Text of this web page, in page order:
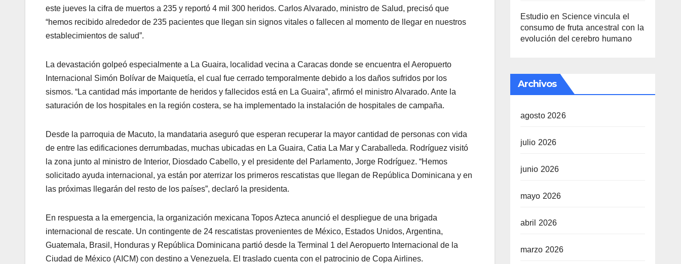
este jueves la cifra de muertos a 235 y reportó 4 mil 300 heridos. Carlos Alvarado, ministro de Salud, precisó que
“hemos recibido alrededor de 235 pacientes que llegan sin signos vitales o fallecen al momento de llegar en nuestros
establecimientos de salud”.
La devastación golpeó especialmente a La Guaira, localidad vecina a Caracas donde se encuentra el Aeropuerto
Internacional Simón Bolívar de Maiquetía, el cual fue cerrado temporalmente debido a los daños sufridos por los
sismos. “La cantidad más importante de heridos y fallecidos está en La Guaira”, afirmó el ministro Alvarado. Ante la
saturación de los hospitales en la región costera, se ha implementado la instalación de hospitales de campaña.
Desde la parroquia de Macuto, la mandataria aseguró que esperan recuperar la mayor cantidad de personas con vida
de entre las edificaciones derrumbadas, muchas ubicadas en La Guaira, Catia La Mar y Caraballeda. Rodríguez visitó
la zona junto al ministro de Interior, Diosdado Cabello, y el presidente del Parlamento, Jorge Rodríguez. “Hemos
solicitado ayuda internacional, ya están por aterrizar los primeros rescatistas que llegan de República Dominicana y en
las próximas llegarán del resto de los países”, declaró la presidenta.
En respuesta a la emergencia, la organización mexicana Topos Azteca anunció el despliegue de una brigada
internacional de rescate. Un contingente de 24 rescatistas provenientes de México, Estados Unidos, Argentina,
Guatemala, Brasil, Honduras y República Dominicana partió desde la Terminal 1 del Aeropuerto Internacional de la
Ciudad de México (AICM) con destino a Venezuela. El traslado cuenta con el patrocinio de Copa Airlines.
Estudio en Science vincula el
consumo de fruta ancestral con la
evolución del cerebro humano
Archivos
agosto 2026
julio 2026
junio 2026
mayo 2026
abril 2026
marzo 2026